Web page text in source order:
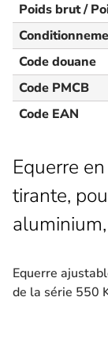
Poids brut /
Code douane
Code PMCB
Code EAN
Equerre
tirante,
Equerre
de la série 550